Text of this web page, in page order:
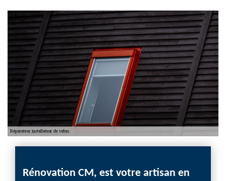
Rénovation CM, est votre artisan en